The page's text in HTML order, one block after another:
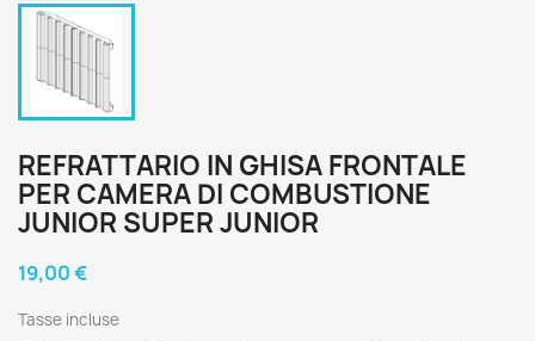
REFRATTARIO IN GHISA FRONTALE
PER CAMERA DI COMBUSTIONE
JUNIOR SUPER JUNIOR
19,00 €
Tasse incluse